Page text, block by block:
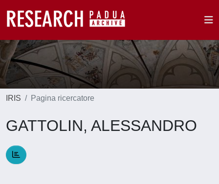
IRIS Pagina ricercatore
GATTOLIN, ALESSANDRO